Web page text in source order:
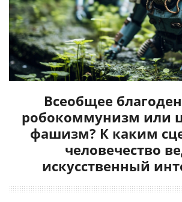
Всеобщее
робокоммунизм или
фашизм? К каким
человечество
искусственный